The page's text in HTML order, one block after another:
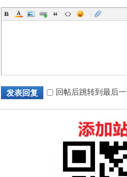
|
发表回复 回帖后跳转到最后